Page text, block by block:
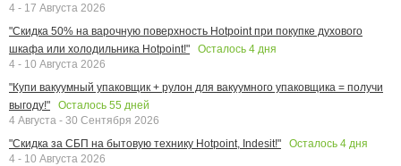
4 - 17 Августа 2026
"Скидка 50% на варочную поверхность Hotpoint при покупке духового
шкафа или холодильника Hotpoint!"
Осталось 4 дня
4 - 10 Августа 2026
"Купи вакуумный упаковщик + рулон для вакуумного упаковщика = получи
выгоду!"
Осталось 55 дней
4 Августа - 30 Сентября 2026
"Скидка за СБП на бытовую технику Hotpoint, Indesit!"
Осталось 4 дня
4 - 10 Августа 2026